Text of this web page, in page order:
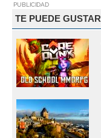
PUBLICIDAD
TE PUEDE GUSTAR